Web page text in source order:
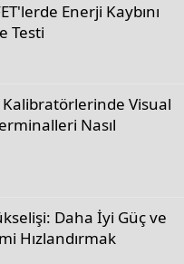
Enerji Kaybını
Testi
Visual
Nasıl
Daha İyi Güç ve
Hızlandırmak